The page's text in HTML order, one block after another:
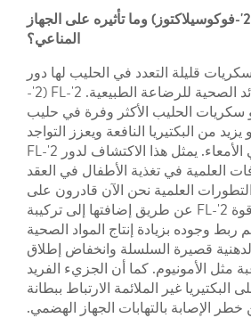
ما هو 2'-FL (2'-فوكوسيلاكتوز) وما تأثيره على الجهاز
المناعي؟
قليلة التعدد في الحليب لها دور
هام في الفوائد الصحية للرضاعة الطبيعية. 2'-FL (2'-
سكريات الحليب الأكثر وفرة في حليب
من البكتيريا النافعة ويعزز التواجد
البكتيري المناسب في الأمعاء. يمثل هذا الاكتشاف لدور 2'-FL
العلمية في تغذية الأطفال في العقد
العلمية نحن الآن قادرون على
الاستفادة من قوة 2'-FL عن طريق إضافتها إلى تركيبة
ربط وجوده بزيادة إنتاج المواد الصحية
قصيرة السلسلة وانخفاض إطلاق
مثل الأمونيوم. كما أن الجزيء الفريد
غير الملائمة الارتباط ببطانة
خطر الإصابة بالتهابات الجهاز الهضمي.